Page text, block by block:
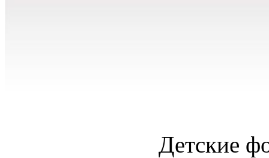
Детские